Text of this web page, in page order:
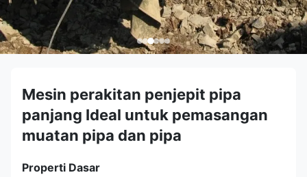
Mesin perakitan penjepit pipa
panjang Ideal untuk pemasangan
muatan pipa dan pipa
Properti Dasar